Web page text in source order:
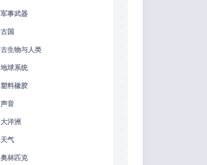
军事武器
古国
古生物与人类
地球系统
塑料橡胶
声音
大洋洲
天气
奥林匹克